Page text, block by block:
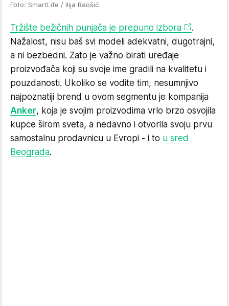
Foto: SmartLife / Ilija Baošić
Tržište bežičnih punjača je prepuno izbora
.
Nažalost, nisu baš svi modeli adekvatni, dugotrajni,
a ni bezbedni. Zato je važno birati uređaje
proizvođača koji su svoje ime gradili na kvalitetu i
pouzdanosti. Ukoliko se vodite tim, nesumnjivo
najpoznatiji brend u ovom segmentu je kompanija
Anker, koja je svojim proizvodima vrlo brzo osvojila
kupce širom sveta, a nedavno i otvorila svoju prvu
samostalnu prodavnicu u Evropi - i to u sred
Beograda.